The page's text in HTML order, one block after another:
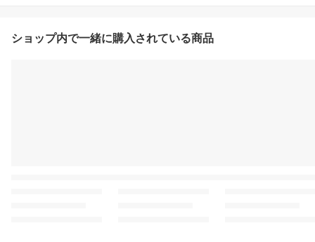
ショップ内で一緒に購入されている商品